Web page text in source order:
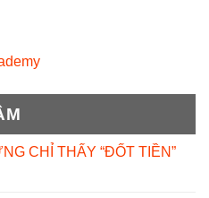
CHỈ THẤY “ĐỐT TIỀN”